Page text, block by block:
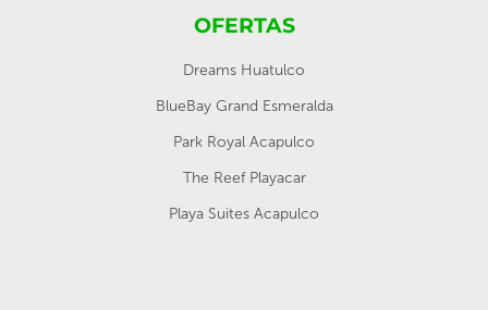
OFERTAS
Dreams Huatulco
BlueBay Grand Esmeralda
Park Royal Acapulco
The Reef Playacar
Playa Suites Acapulco